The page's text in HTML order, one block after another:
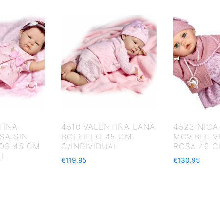
SIN
45 CM
4510 VALENTINA LANA
BOLSILLO 45 CM.
C/INDIVIDUAL
€119.95
4523 NICA
MOVIBLE
ROSA 46
€130.95